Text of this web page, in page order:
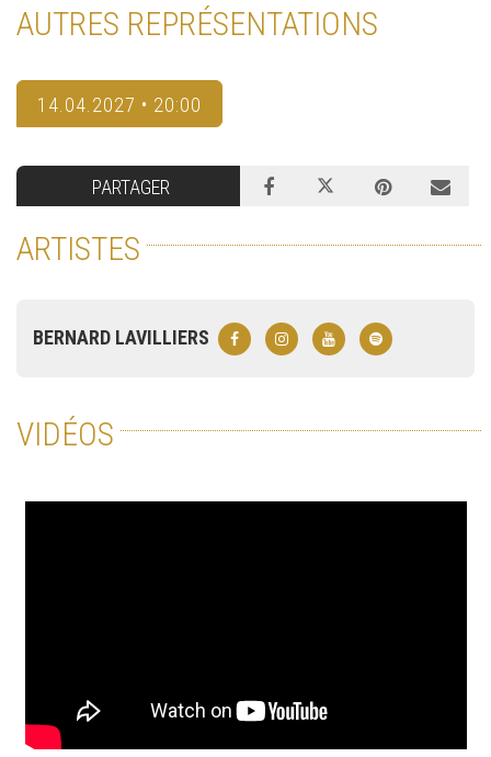
AUTRES REPRÉSENTATIONS
14.04.2027 • 20:00
PARTAGER
ARTISTES
BERNARD LAVILLIERS
VIDÉOS